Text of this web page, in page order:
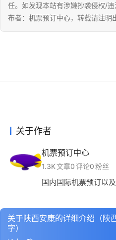
任。如发现本站有涉嫌抄袭侵权/
布者：机票预订中心，转载请注明
关于作者
机票预订中心
1.3K文章0评论0粉丝
国内国际机票预订以
关于陕西安康的详细介绍（陕
字）